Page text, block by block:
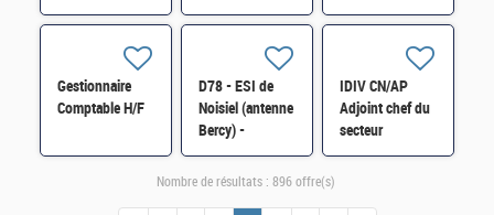
réglementation-
recouvrement
forcé » H/F
Centre National
FICOVIE et MNT
des déclarations
2736 H/F
National de
FICOVIE et MNT
des déclarations
2736 H/F
Gestionnaire
Comptable H/F
D78 - ESI de
Noisiel (antenne
Bercy) -
Assistant/assistante
utilisateur-
IDIV CN/AP
Adjoint chef du
secteur
« Réglementation
Nombre de résultats : 896 offre(s)